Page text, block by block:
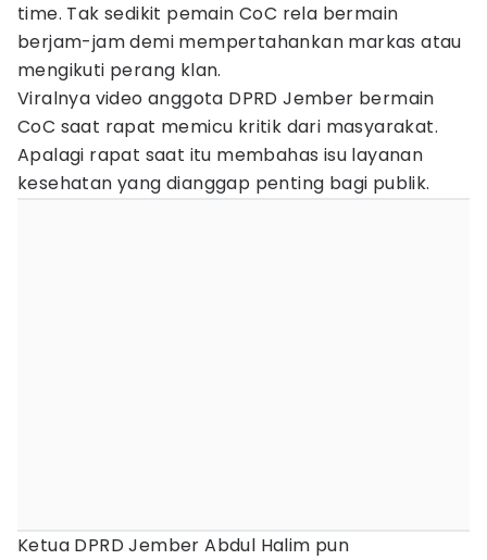
time. Tak sedikit pemain CoC rela bermain
berjam-jam demi mempertahankan markas atau
mengikuti perang klan.
Viralnya video anggota DPRD Jember bermain
CoC saat rapat memicu kritik dari masyarakat.
Apalagi rapat saat itu membahas isu layanan
kesehatan yang dianggap penting bagi publik.
Ketua DPRD Jember Abdul Halim pun